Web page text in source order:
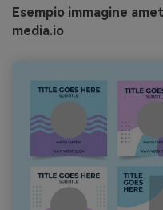
Esempio immagine
media.io